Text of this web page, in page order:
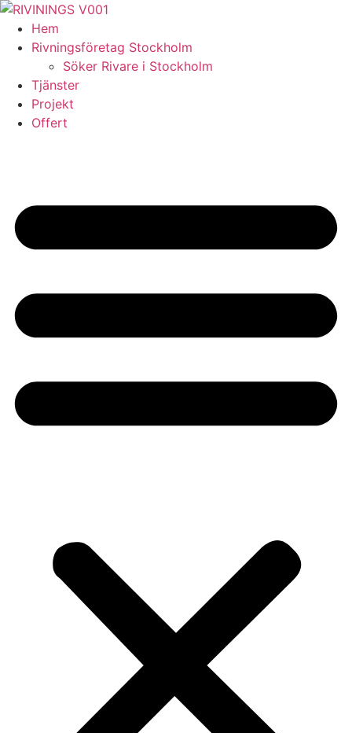
Skip
content
Hem
Rivningsföretag Stockholm
Söker Rivare i Stockholm
Tjänster
Projekt
Offert